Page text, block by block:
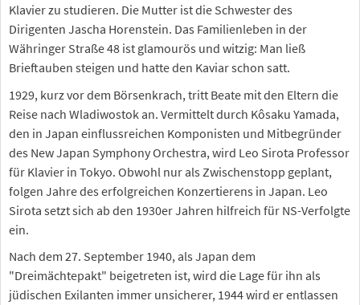
Klavier zu studieren. Die Mutter ist die Schwester des
Dirigenten Jascha Horenstein. Das Familienleben in der
Währinger Straße 48 ist glamourös und witzig: Man ließ
Brieftauben steigen und hatte den Kaviar schon satt.
1929, kurz vor dem Börsenkrach, tritt Beate mit den Eltern die
Reise nach Wladiwostok an. Vermittelt durch Kôsaku Yamada,
den in Japan einflussreichen Komponisten und Mitbegründer
des New Japan Symphony Orchestra, wird Leo Sirota Professor
für Klavier in Tokyo. Obwohl nur als Zwischenstopp geplant,
folgen Jahre des erfolgreichen Konzertierens in Japan. Leo
Sirota setzt sich ab den 1930er Jahren hilfreich für NS-Verfolgte
ein.
Nach dem 27. September 1940, als Japan dem
"Dreimächtepakt" beigetreten ist, wird die Lage für ihn als
jüdischen Exilanten immer unsicherer, 1944 wird er entlassen